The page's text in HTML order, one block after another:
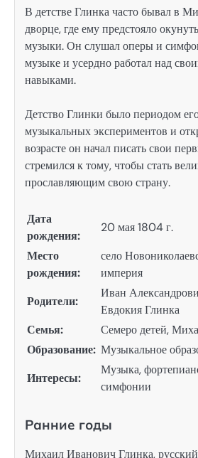
В детстве Глинка часто бывал в
дворце, где ему предстояло
музыки. Он слушал оперы и
музыке и усердно работал над
навыками.
Детство Глинки было периодом
музыкальных экспериментов и
возрасте он начал писать свои
стремился к тому, чтобы стать
прославляющим свою страну.
Дата
рождения:
20 мая 1804 г.
Место
рождения:
село
империя
Родители:
Иван
Евдокия Глинка
Семья:
Семеро детей,
Образование: Музыкальное
Интересы:
Музыка,
симфонии
Ранние годы
Михаил Иванович Глинка,